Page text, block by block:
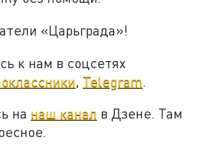
«Царьграда»!
к нам в соцсетях
, Telegram.
на наш канал в Дзене. Там